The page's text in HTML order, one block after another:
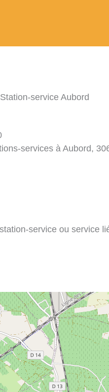
service Aubord
services à Aubord,
service ou service